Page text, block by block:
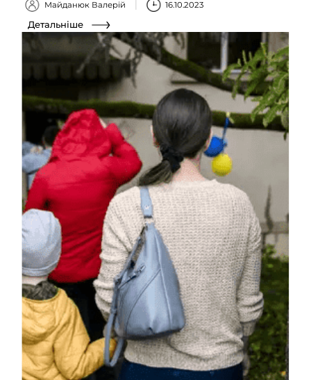
Майданюк Валерій 16.10.2023
Детальніше